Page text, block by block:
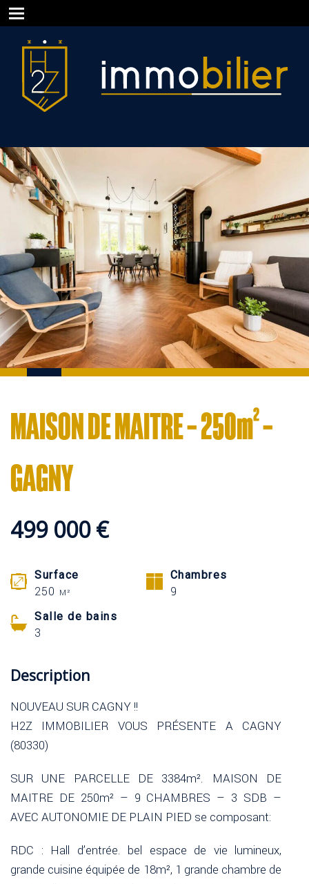
MAISON DE MAITRE – 250m² –
GAGNY
499 000 €
Surface
250 M²
Chambres
9
Salle de bains
3
Description
NOUVEAU SUR CAGNY !!
H2Z IMMOBILIER VOUS PRÉSENTE A CAGNY
(80330)
SUR UNE PARCELLE DE 3384m². MAISON DE
MAITRE DE 250m² – 9 CHAMBRES – 3 SDB –
AVEC AUTONOMIE DE PLAIN PIED se composant:
RDC : Hall d’entrée. bel espace de vie lumineux,
grande cuisine équipée de 18m², 1 grande chambre de